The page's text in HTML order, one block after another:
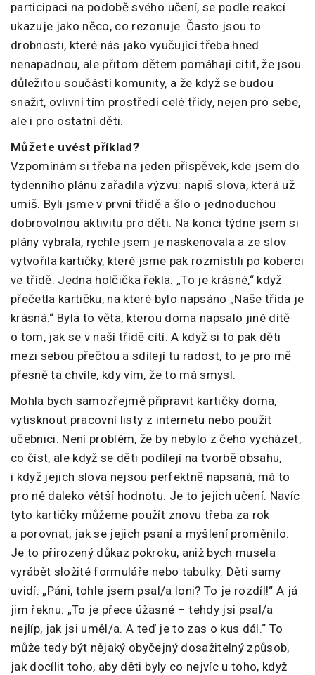
participaci na podobě svého učení, se podle reakcí
ukazuje jako něco, co rezonuje. Často jsou to
drobnosti, které nás jako vyučující třeba hned
nenapadnou, ale přitom dětem pomáhají cítit, že jsou
důležitou součástí komunity, a že když se budou
snažit, ovlivní tím prostředí celé třídy, nejen pro sebe,
ale i pro ostatní děti.
Můžete uvést příklad?
Vzpomínám si třeba na jeden příspěvek, kde jsem do
týdenního plánu zařadila výzvu: napiš slova, která už
umíš. Byli jsme v první třídě a šlo o jednoduchou
dobrovolnou aktivitu pro děti. Na konci týdne jsem si
plány vybrala, rychle jsem je naskenovala a ze slov
vytvořila kartičky, které jsme pak rozmístili po koberci
ve třídě. Jedna holčička řekla: „To je krásné,“ když
přečetla kartičku, na které bylo napsáno „Naše třída je
krásná.“ Byla to věta, kterou doma napsalo jiné dítě
o tom, jak se v naší třídě cítí. A když si to pak děti
mezi sebou přečtou a sdílejí tu radost, to je pro mě
přesně ta chvíle, kdy vím, že to má smysl.
Mohla bych samozřejmě připravit kartičky doma,
vytisknout pracovní listy z internetu nebo použít
učebnici. Není problém, že by nebylo z čeho vycházet,
co číst, ale když se děti podílejí na tvorbě obsahu,
i když jejich slova nejsou perfektně napsaná, má to
pro ně daleko větší hodnotu. Je to jejich učení. Navíc
tyto kartičky můžeme použít znovu třeba za rok
a porovnat, jak se jejich psaní a myšlení proměnilo.
Je to přirozený důkaz pokroku, aniž bych musela
vyrábět složité formuláře nebo tabulky. Děti samy
uvidí: „Páni, tohle jsem psal/a loni? To je rozdíl!“ A já
jim řeknu: „To je přece úžasné – tehdy jsi psal/a
nejlíp, jak jsi uměl/a. A teď je to zas o kus dál.“ To
může tedy být nějaký obyčejný dosažitelný způsob,
jak docílit toho, aby děti byly co nejvíc u toho, když